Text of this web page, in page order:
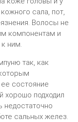
сала, пот,
Волосы не
компонентам и
ним.
так, как
состояние
хорошо подходил
недостаточно
сальных желез.